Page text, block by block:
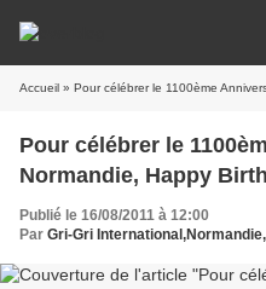
Accueil » Pour célébrer le 1100ème
Pour célébrer le
Normandie, Happy
Publié le 16/08/2011 à 12:00
Par Gri-Gri International,Normandie,